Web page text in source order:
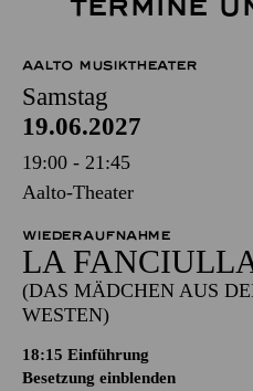
TERMINE
AALTO MUSIKTHEATER
Samstag
19.06.2027
19:00 - 21:45
Aalto-Theater
WIEDERAUFNAHME
LA
(DAS MÄDCHEN AUS
WESTEN)
18:15 Einführung
Besetzung einblenden